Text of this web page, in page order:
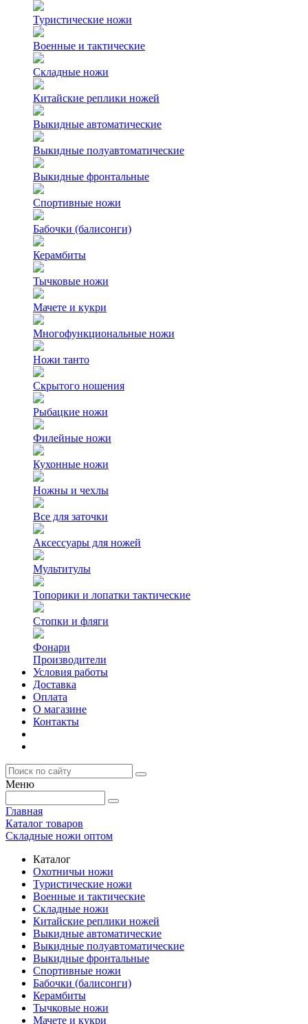
Туристические ножи
Военные и тактические
Складные ножи
Китайские реплики ножей
Выкидные автоматические
Выкидные полуавтоматические
Выкидные фронтальные
Спортивные ножи
Бабочки (балисонги)
Керамбиты
Тычковые ножи
Мачете и кукри
Многофункциональные ножи
Ножи танто
Скрытого ношения
Рыбацкие ножи
Филейные ножи
Кухонные ножи
Ножны и чехлы
Все для заточки
Аксессуары для ножей
Мультитулы
Топорики и лопатки тактические
Стопки и фляги
Фонари
Производители
Условия работы
Доставка
Оплата
О магазине
Контакты
Меню
Главная
Каталог товаров
Складные ножи оптом
Каталог
Охотничьи ножи
Туристические ножи
Военные и тактические
Складные ножи
Китайские реплики ножей
Выкидные автоматические
Выкидные полуавтоматические
Выкидные фронтальные
Спортивные ножи
Бабочки (балисонги)
Керамбиты
Тычковые ножи
Мачете и кукри